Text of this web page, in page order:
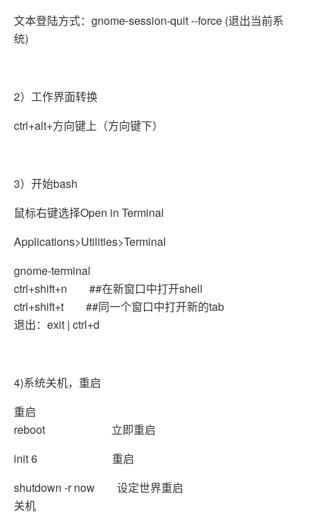
文本登陆方式：gnome-session-quit --force (退出当前系
统)
2）工作界面转换
ctrl+alt+方向键上（方向键下）
3）开始bash
鼠标右键选择Open in Terminal
Applications>Utilities>Terminal
gnome-terminal
ctrl+shift+n ##在新窗口中打开shell
ctrl+shift+t ##同一个窗口中打开新的tab
退出：exit | ctrl+d
4)系统关机，重启
重启
reboot 立即重启
init 6 重启
shutdown -r now 设定世界重启
关机